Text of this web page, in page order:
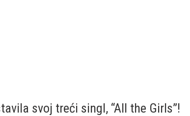
svoj treći singl, “All the Girls”!